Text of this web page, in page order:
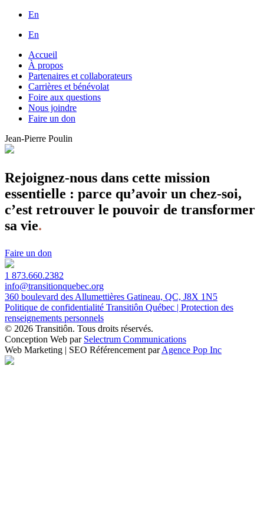
En
En
Accueil
À propos
Partenaires et collaborateurs
Carrières et bénévolat
Foire aux questions
Nous joindre
Faire un don
Jean-Pierre Poulin
Rejoignez-nous dans cette mission
essentielle : parce qu’avoir un chez-soi,
c’est retrouver le pouvoir de transformer
sa vie.
Faire un don
1 873.660.2382
info@transitionquebec.org
360 boulevard des Allumettières Gatineau, QC, J8X 1N5
Politique de confidentialité Transitiôn Québec | Protection des
renseignements personnels
© 2026 Transitiôn. Tous droits réservés.
Conception Web par Selectrum Communications
Web Marketing | SEO Référencement parAgence Pop Inc